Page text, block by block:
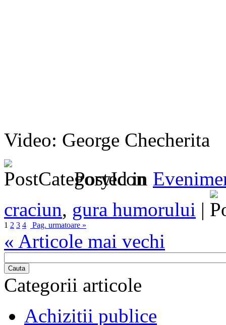
Video: George Checherita
Posted in
craciun, gura humorului |
1 2 3 4 Pag. urmatoare »
« Articole mai vechi
Cauta
Categorii articole
Achizitii publice